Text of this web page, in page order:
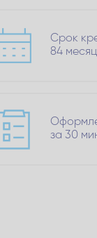
Срок
84
за 30